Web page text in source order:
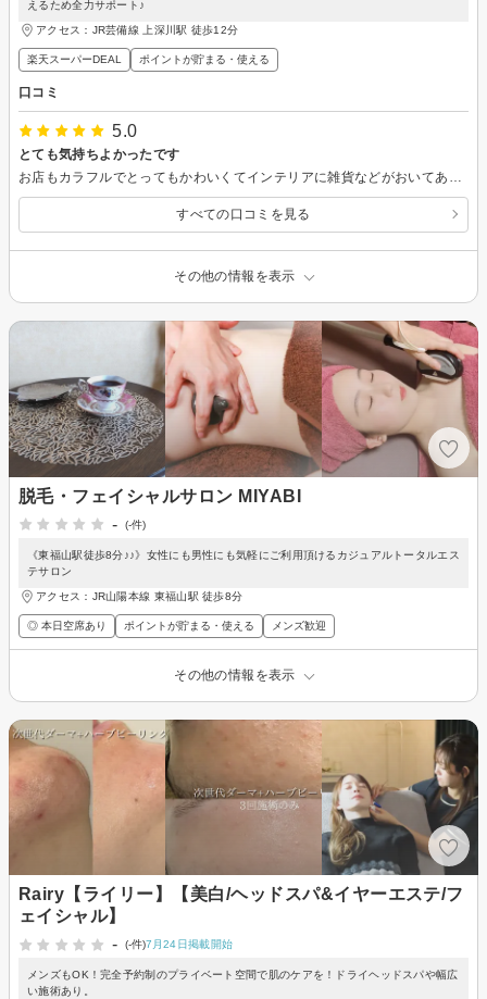
えるため全力サポート♪
アクセス：JR芸備線 上深川駅 徒歩12分
楽天スーパーDEAL ポイントが貯まる・使える
口コミ
5.0
とても気持ちよかったです
すべての口コミを見る
その他の情報を表示
脱毛・フェイシャルサロン MIYABI
-
(-件)
《東福山駅徒歩8分♪♪》女性にも男性にも気軽にご利用頂けるカジュアルトータルエス
テサロン
アクセス：JR山陽本線 東福山駅 徒歩8分
◎ 本日空席あり ポイントが貯まる・使える メンズ歓迎
その他の情報を表示
Rairy【ライリー】【美白/ヘッドスパ&イヤーエステ/フ
ェイシャル】
-
(-件)7月24日掲載開始
メンズもOK！完全予約制のプライベート空間で肌のケアを！ドライヘッドスパや幅広
い施術あり。